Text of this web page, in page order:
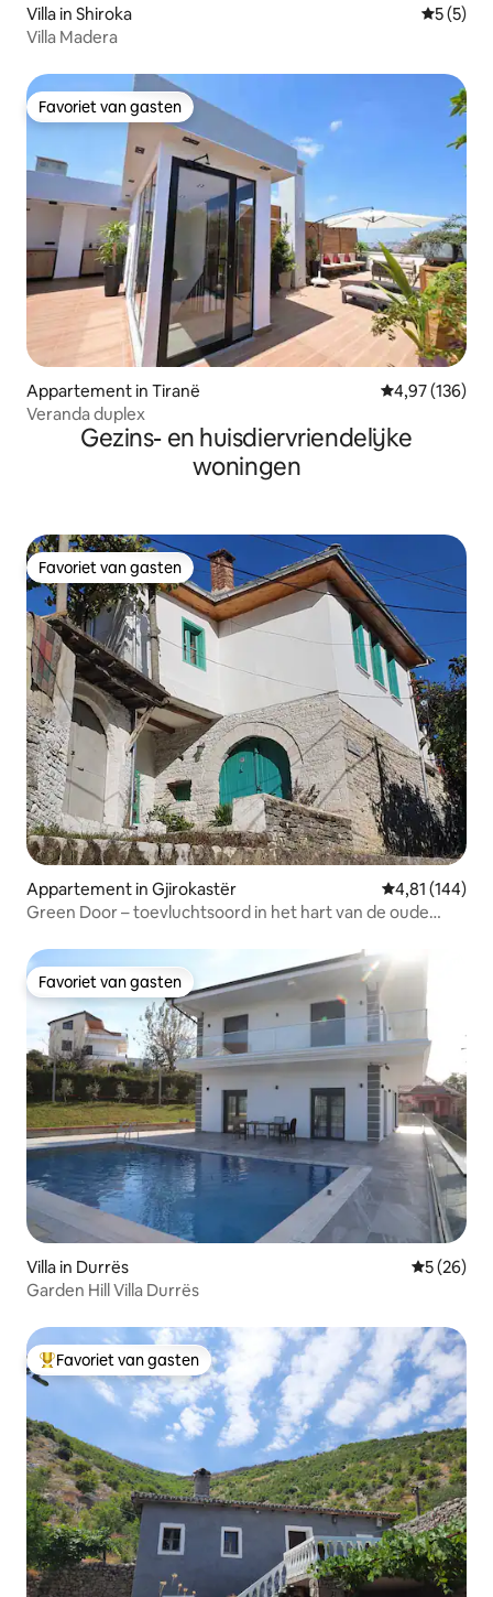
Villa in Shiroka
5 (5)
Villa Madera
Favoriet van gasten
Favoriet van gasten
Appartement in Tiranë Gemiddelde
4,97 (136)
Veranda duplex
Gezins- en huisdiervriendelijke
woningen
Favoriet van gasten
Favoriet van gasten
Appartement in Gjirokastër Gemiddelde
4,81 (144)
Green Door – toevluchtsoord in het hart van de oude
Favoriet van gasten
Favoriet van gasten
Villa in Durrës
5 (26)
Garden Hill Villa Durrës
Topfavoriet van gasten
Favoriet van gasten